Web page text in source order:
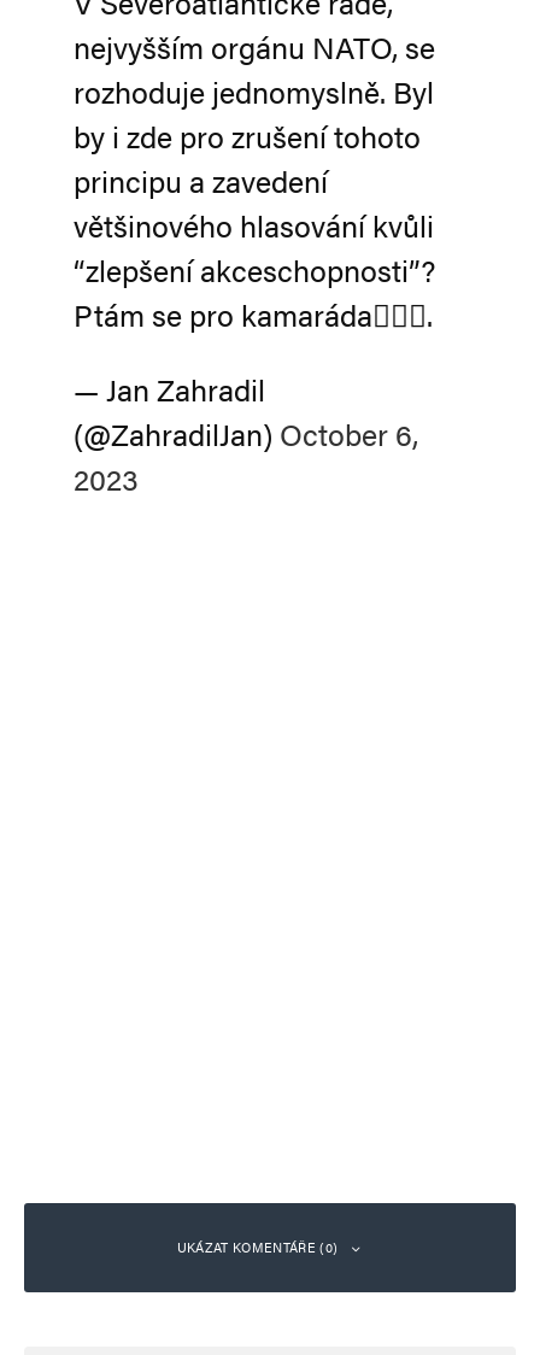
nejvyšším orgánu NATO, se
rozhoduje jednomyslně. Byl
by i zde pro zrušení tohoto
principu a zavedení
většinového hlasování kvůli
“zlepšení akceschopnosti”?
Ptám se pro kamaráda🤷🏻‍♂️.
— Jan Zahradil
(@ZahradilJan) October 6,
2023
UKÁZAT KOMENTÁŘE (0)